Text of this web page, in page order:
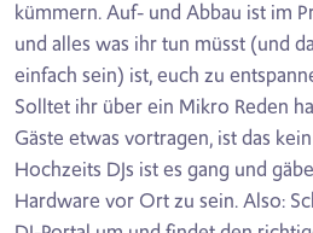
kümmern. Auf- und Abbau ist im
und alles was ihr tun müsst (und
einfach sein) ist, euch zu
Solltet ihr über ein Mikro Reden
Gäste etwas vortragen, ist das
Hochzeits DJs ist es gang und
Hardware vor Ort zu sein. Also: